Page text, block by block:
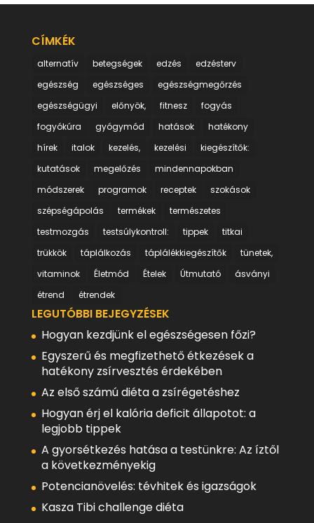
CÍMKÉK
alternatív betegségek edzés
edzésterv
egészség
egészséges
egészségmegőrzés
egészségügyi
előnyök, fitnesz
fogyás
fogyókúra
gyógymód hatások
hatékony
hírek
italok kezelés, kezelési
kiegészítők:
kutatások
megelőzés
mindennapokban
módszerek
programok receptek
szokások
szépségápolás
termékek
természetes
testmozgás
testsúlykontroll: tippek
titkai
trükkök
táplálkozás táplálékkiegészítők
tünetek,
vitaminok
Életmód Ételek Útmutató
ásványi
étrend
étrendek
LEGUTÓBBI BEJEGYZÉSEK
Hogyan kezdjünk el egészségesen főzi?
Egyszerű és megfizethető étkezések a
hatékony zsírvesztés érdekében
Az első számú diéta a zsírégetéshez
Hogyan érj el kalória deficit állapotot: a
legjobb tippek
A gyorsétkezés hatása a testünkre: Az íztől
a következményekig
Potencianövelés: tévhitek és igazságok
Kasza Tibi challenge diéta